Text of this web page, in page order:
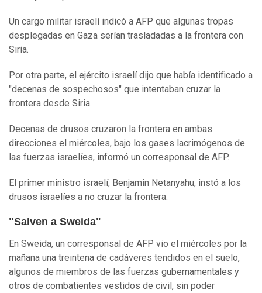
Un cargo militar israelí indicó a AFP que algunas tropas
desplegadas en Gaza serían trasladadas a la frontera con
Siria.
Por otra parte, el ejército israelí dijo que había identificado a
"decenas de sospechosos" que intentaban cruzar la
frontera desde Siria.
Decenas de drusos cruzaron la frontera en ambas
direcciones el miércoles, bajo los gases lacrimógenos de
las fuerzas israelíes, informó un corresponsal de AFP.
El primer ministro israelí, Benjamin Netanyahu, instó a los
drusos israelíes a no cruzar la frontera.
"Salven a Sweida"
En Sweida, un corresponsal de AFP vio el miércoles por la
mañana una treintena de cadáveres tendidos en el suelo,
algunos de miembros de las fuerzas gubernamentales y
otros de combatientes vestidos de civil, sin poder